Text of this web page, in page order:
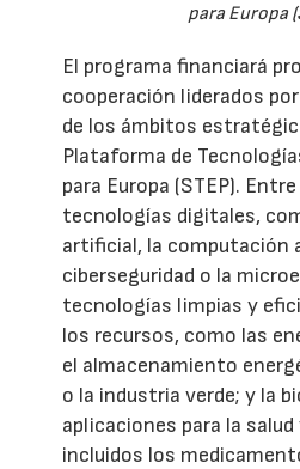
para Europa
El programa financiará
cooperación liderados
de los ámbitos
Plataforma de
para Europa (STEP).
tecnologías digitales,
artificial, la computación
ciberseguridad o la
tecnologías limpias y
los recursos, como las
el almacenamiento
o la industria verde; y la
aplicaciones para la
incluidos los